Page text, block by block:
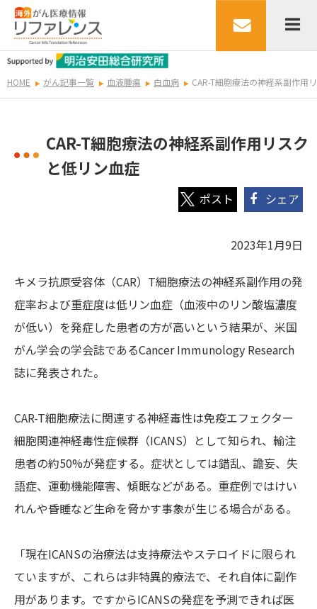
HOME がん記事一覧 血液腫瘍 白血病 CAR-T細胞療法の神経系副作用
CAR-T細胞療法の神経系副作用リスク
と低リン血症
シェア
2023年1月9日
キメラ抗原受容体（CAR）T細胞療法の神経系副作用の発
症率および重症度は低リン血症（血液中のリン酸塩濃度
が低い）を発症した患者の方が高いという結果が、米国
がん学会の学会誌であるCancer Immunology Research
誌に発表された。
CAR-T細胞療法に関連する神経毒性は免疫エフェクター
細胞関連神経毒性症候群（ICANS）として知られ、輸注
患者の約50%が発症する。症状としては錯乱、譫妄、失
語症、運動機能障害、傾眠などがある。重症例ではけい
れんや昏睡など生命を脅かす事象が生じる場合がある。
「現在ICANSの治療法は支持療法やステロイドに限られ
ていますが、これらは非特異的療法で、それ自体に副作
用があります。ですからICANSの発症を予測できれば医